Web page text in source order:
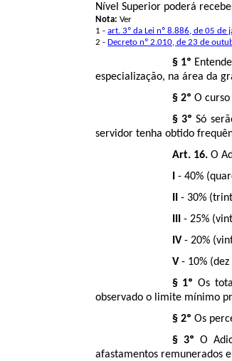
Nível Superior poderá
Nota: Ver
1 -art. 3º da Lei nº 8.886, de 05 de
2 -Decreto nº 2.010, de 23 de
§ 1º
especialização, na área da
§ 2º O
§ 3º Só
servidor tenha obtido
Art. 16.O
- 40%
- 30%
- 25%
IV- 20%
V- 10%
§ 1º Os
observado o limite mínimo
§ 2º Os
§ 3º O
afastamentos remunerados